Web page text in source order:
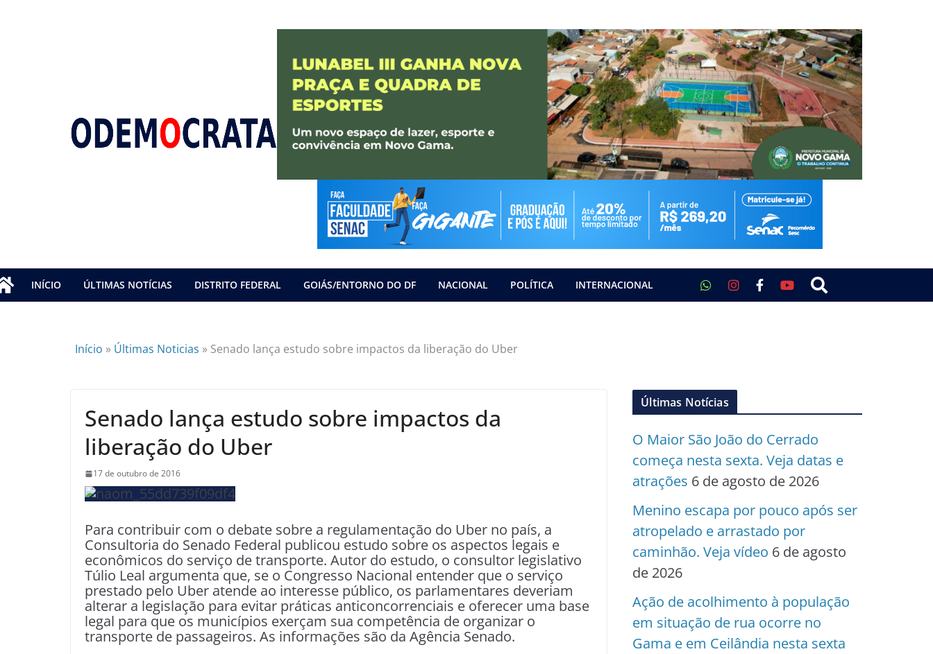
INÍCIO ÚLTIMAS NOTÍCIAS DISTRITO FEDERAL GOIÁS/ENTORNO DO DF NACIONAL POLÍTICA INTERNACIONAL
Início » Últimas Noticias » Senado lança estudo sobre impactos da liberação do Uber
Senado lança estudo sobre impactos da
liberação do Uber
17 de outubro de 2016
Para contribuir com o debate sobre a regulamentação do Uber no país, a
Consultoria do Senado Federal publicou estudo sobre os aspectos legais e
econômicos do serviço de transporte. Autor do estudo, o consultor legislativo
Túlio Leal argumenta que, se o Congresso Nacional entender que o serviço
prestado pelo Uber atende ao interesse público, os parlamentares deveriam
alterar a legislação para evitar práticas anticoncorrenciais e oferecer uma base
legal para que os municípios exerçam sua competência de organizar o
transporte de passageiros. As informações são da Agência Senado.
Últimas Notícias
O Maior São João do Cerrado
começa nesta sexta. Veja datas e
atrações 6 de agosto de 2026
Menino escapa por pouco após ser
atropelado e arrastado por
caminhão. Veja vídeo 6 de agosto
de 2026
Ação de acolhimento à população
em situação de rua ocorre no
Gama e em Ceilândia nesta sexta